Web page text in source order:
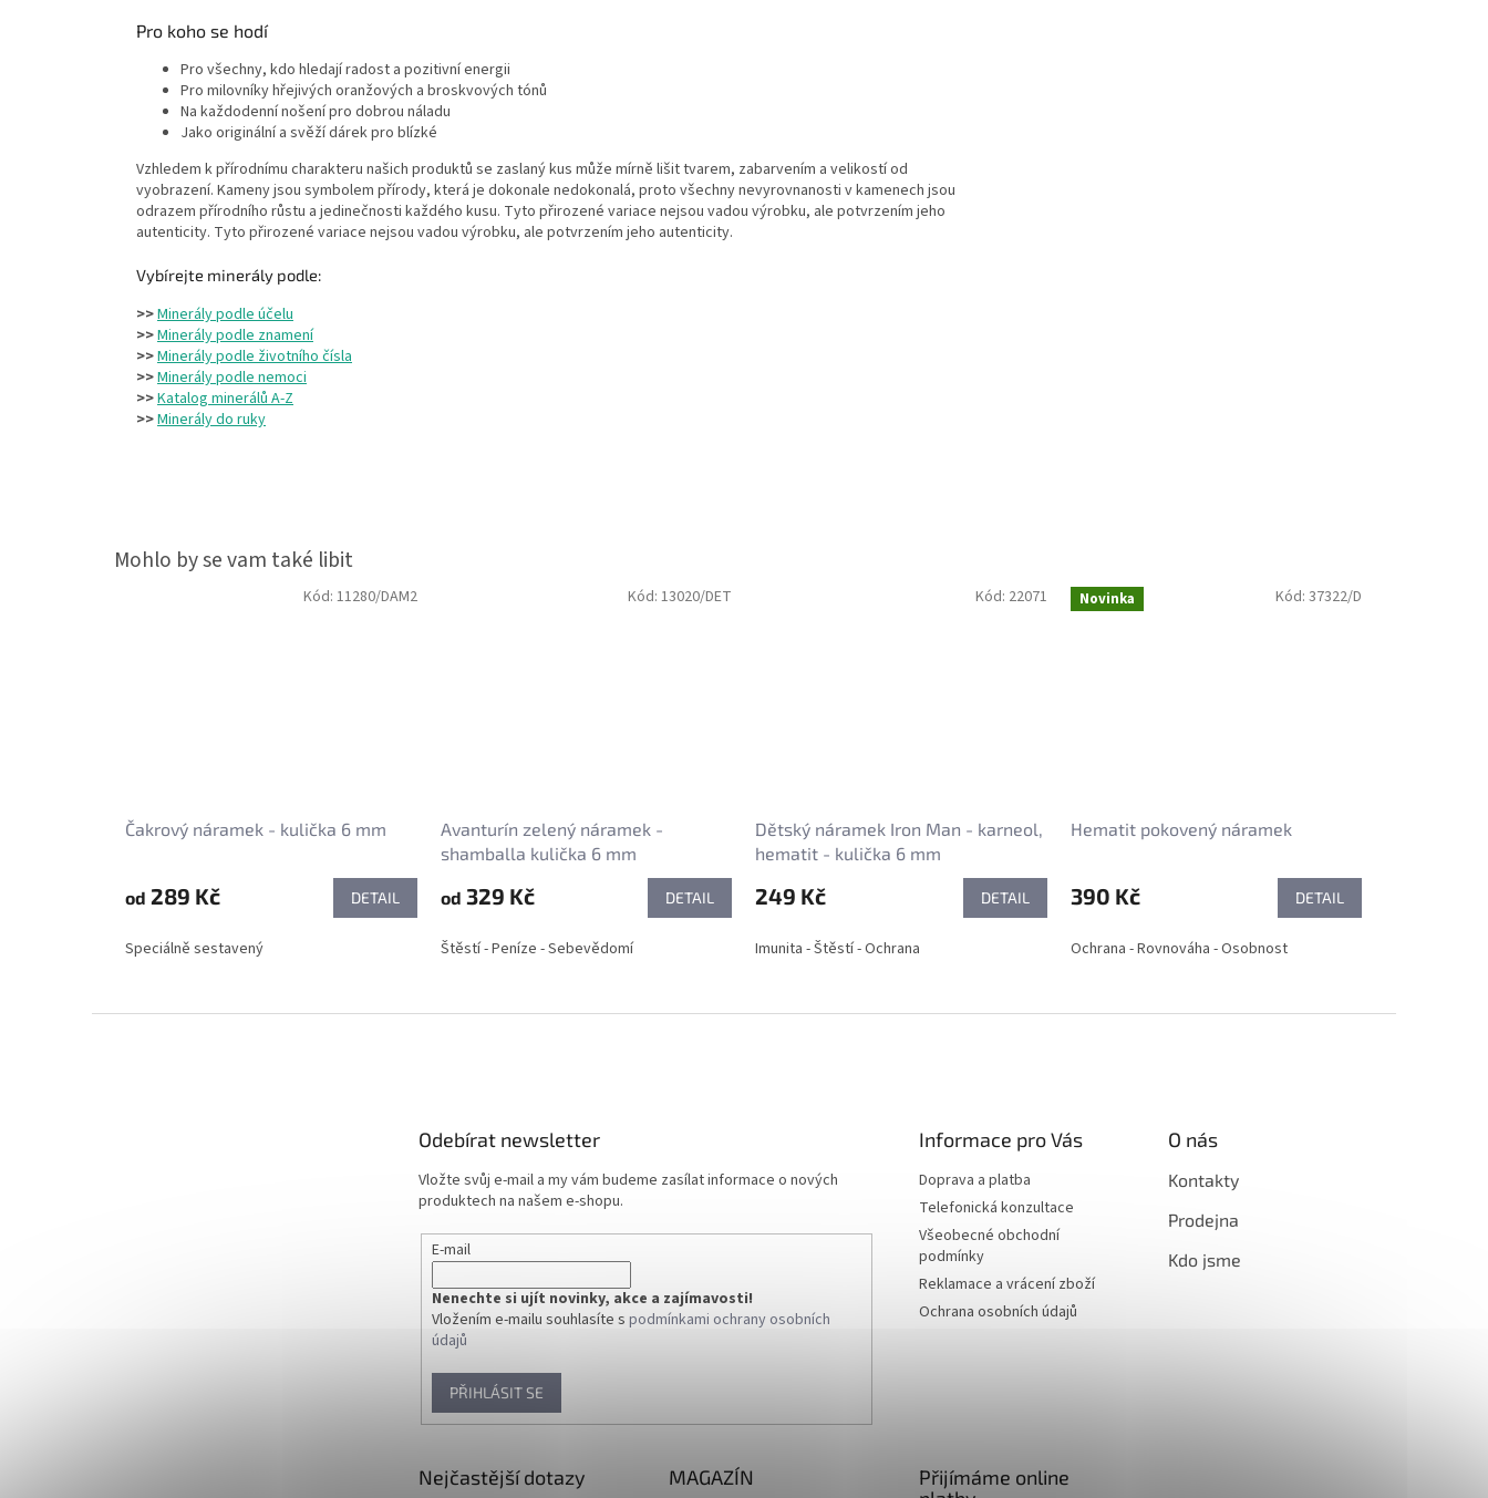
Pro koho se hodí
Pro všechny, kdo hledají radost a pozitivní energii
Pro milovníky hřejivých oranžových a broskvových tónů
Na každodenní nošení pro dobrou náladu
Jako originální a svěží dárek pro blízké
Vzhledem k přírodnímu charakteru našich produktů se zaslaný kus může mírně lišit tvarem, zabarvením a velikostí od
vyobrazení. Kameny jsou symbolem přírody, která je dokonale nedokonalá, proto všechny nevyrovnanosti v kamenech jsou
odrazem přírodního růstu a jedinečnosti každého kusu. Tyto přirozené variace nejsou vadou výrobku, ale potvrzením jeho
autenticity. Tyto přirozené variace nejsou vadou výrobku, ale potvrzením jeho autenticity.
Vybírejte minerály podle:
>>Minerály podle účelu
>>Minerály podle znamení
>>Minerály podle životního čísla
>>Minerály podle nemoci
>>Katalog minerálů A-Z
>>Minerály do ruky
Čakrový náramek - kulička 6 mm
od 289 Kč DETAIL
Speciálně sestavený
Kód: 11280/DAM2
Avanturín zelený náramek -
shamballa kulička 6 mm
od 329 Kč DETAIL
Štěstí - Peníze - Sebevědomí
Kód: 13020/DET
Dětský náramek Iron Man - karneol,
hematit - kulička 6 mm
249 Kč DETAIL
Imunita - Štěstí - Ochrana
Kód: 22071 Novinka
Hematit pokovený náramek
390 Kč DETAIL
Ochrana - Rovnováha - Osobnost
Kód: 37322/D
Odebírat newsletter
Vložte svůj e-mail a my vám budeme zasílat informace o nových
produktech na našem e-shopu.
E-mail
Nenechte si ujít novinky, akce a zajímavosti!
Vložením e-mailu souhlasíte s podmínkami ochrany osobních
údajů
PŘIHLÁSIT SE
Informace pro Vás
Doprava a platba
Telefonická konzultace
Všeobecné obchodní
podmínky
Reklamace a vrácení zboží
Ochrana osobních údajů
O nás
Kontakty
Prodejna
Kdo jsme
Nejčastější dotazy MAGAZÍN
Přijímáme online